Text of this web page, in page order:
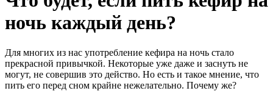
ночь каждый день?
Для многих из нас употребление кефира на ночь стало
прекрасной привычкой. Некоторые уже даже и заснуть не
могут, не совершив это действо. Но есть и такое мнение, что
пить его перед сном крайне нежелательно. Почему же?